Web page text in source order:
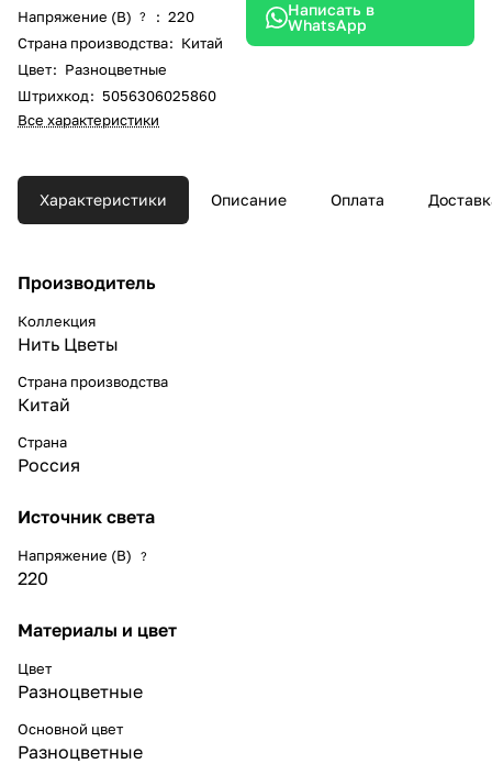
Напряжение (В) ? : 220
Страна производства: Китай
Цвет: Разноцветные
Штрихкод: 5056306025860
Все характеристики
Написать в
WhatsApp
Характеристики Описание Оплата
Производитель
Коллекция
Нить Цветы
Страна производства
Китай
Страна
Россия
Источник света
Напряжение (В) ?
220
Материалы и цвет
Цвет
Разноцветные
Основной цвет
Разноцветные